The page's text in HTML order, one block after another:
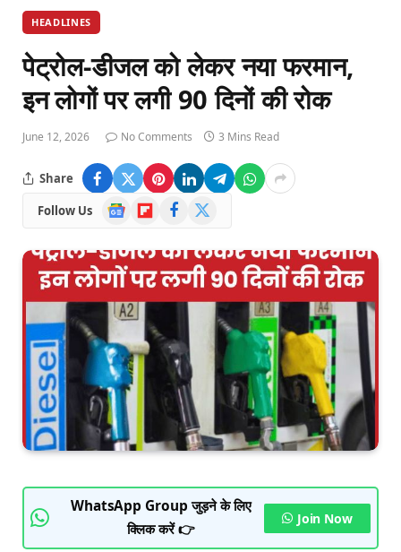
HEADLINES
पेट्रोल-डीजल को लेकर नया फरमान,
इन लोगों पर लगी 90 दिनों की रोक
June 12, 2026 No Comments 3 Mins Read
Share
Follow Us
Google
News
FlipboardFacebook
WhatsApp Group जुड़ने के लिए
क्लिक करें 👉
Join Now